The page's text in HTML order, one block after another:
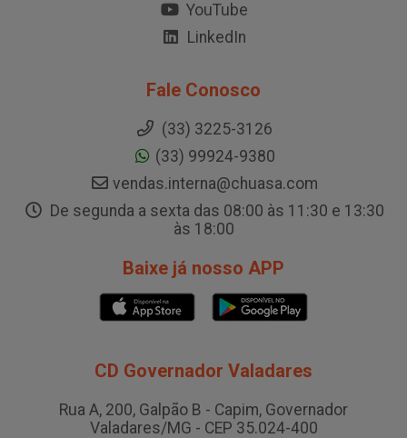
YouTube
LinkedIn
Fale Conosco
(33) 3225-3126
(33) 99924-9380
vendas.interna@chuasa.com
De segunda a sexta das 08:00 às 11:30 e 13:30
às 18:00
Baixe já nosso APP
CD Governador Valadares
Rua A, 200, Galpão B - Capim, Governador
Valadares/MG - CEP 35.024-400